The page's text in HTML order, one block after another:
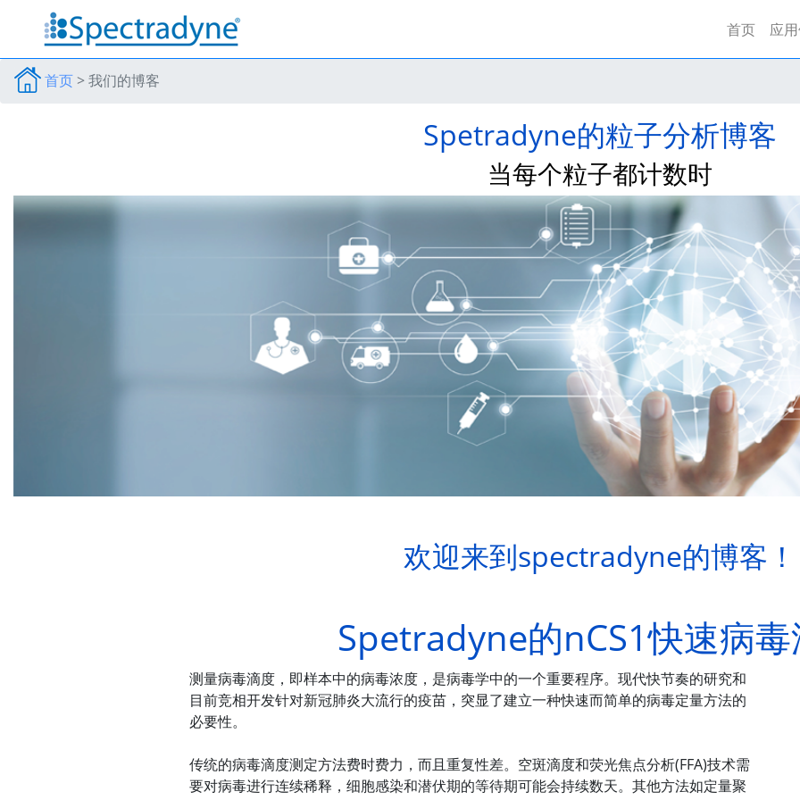
首页 应
首页 >我们的博客
Spetradyne的粒子分析博客
当每个粒子都计数时
欢迎来到spectradyne的博客！
Spetradyne的nCS1快速病
测量病毒滴度，即样本中的病毒浓度，是病毒学中的一个重要程序。现代快节奏的研究和
目前竞相开发针对新冠肺炎大流行的疫苗，突显了建立一种快速而简单的病毒定量方法的
必要性。
传统的病毒滴度测定方法费时费力，而且重复性差。空斑滴度和荧光焦点分析(FFA)技术需
要对病毒进行连续稀释，细胞感染和潜伏期的等待期可能会持续数天。其他方法如定量聚